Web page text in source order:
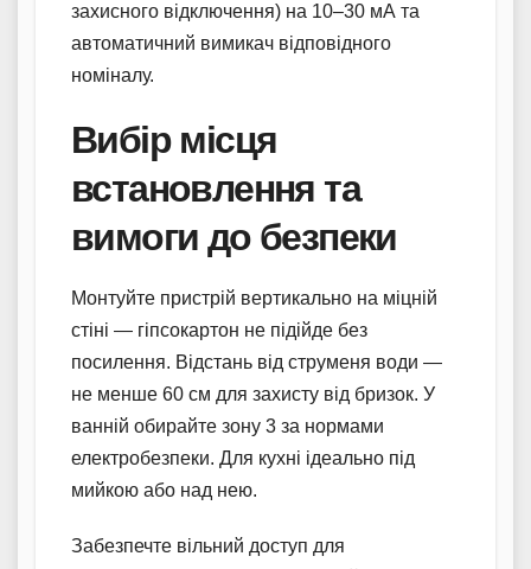
захисного відключення) на 10–30 мА та
автоматичний вимикач відповідного
номіналу.
Вибір місця
встановлення та
вимоги до безпеки
Монтуйте пристрій вертикально на міцній
стіні — гіпсокартон не підійде без
посилення. Відстань від струменя води —
не менше 60 см для захисту від бризок. У
ванній обирайте зону 3 за нормами
електробезпеки. Для кухні ідеально під
мийкою або над нею.
Забезпечте вільний доступ для